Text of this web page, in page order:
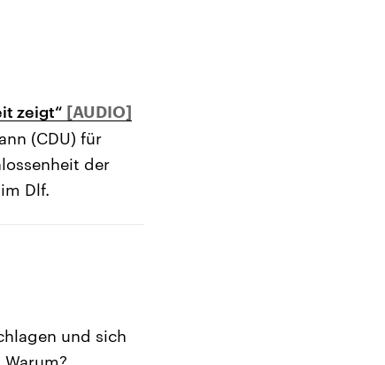
zeigt“
(CDU) für
der
Dlf.
und sich